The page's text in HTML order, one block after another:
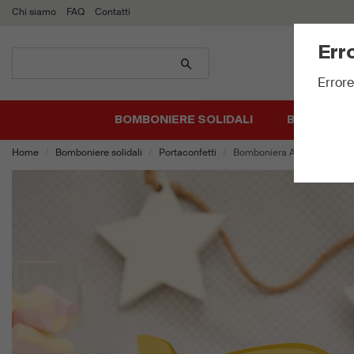
Chi siamo FAQ Contatti
BOMBONIERE SOLIDALI BIGLIETTI
Home Bomboniere solidali Portaconfetti Bomboniera Aeroplanino